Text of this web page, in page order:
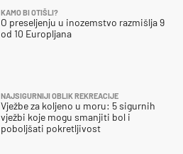
NAJSIGURNIJI OBLIK REKREACIJE
Vježbe za koljeno u moru: 5 sigurnih
vježbi koje mogu smanjiti bol i
poboljšati pokretljivost
KAMO BI OTIŠLI?
O preseljenju u inozemstvo razmišlja 9
od 10 Europljana